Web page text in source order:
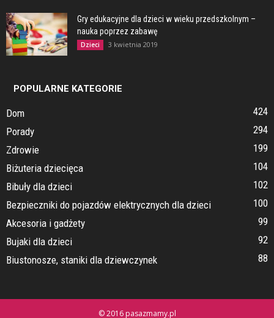
Gry edukacyjne dla dzieci w wieku przedszkolnym –
nauka poprzez zabawę
Dzieci 3 kwietnia 2019
POPULARNE KATEGORIE
Dom
424
Porady
294
Zdrowie
199
Biżuteria dziecięca
104
Bibuły dla dzieci
102
Bezpieczniki do pojazdów elektrycznych dla dzieci
100
Akcesoria i gadżety
99
Bujaki dla dzieci
92
Biustonosze, staniki dla dziewczynek
88
© 2016 pasazmamy.pl